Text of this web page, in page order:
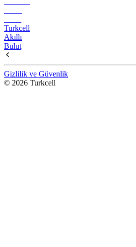
Turkcell
Akıllı
Bulut
Gizlilik ve Güvenlik
© 2026 Turkcell